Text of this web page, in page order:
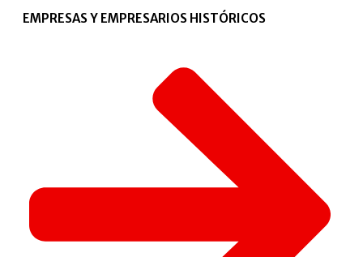
EMPRESAS Y EMPRESARIOS HISTÓRICOS